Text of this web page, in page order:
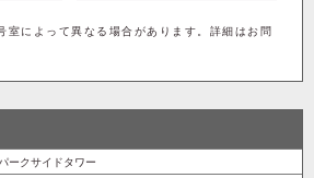
室によって異なる場合があります。詳細はお問
ークサイドタワー